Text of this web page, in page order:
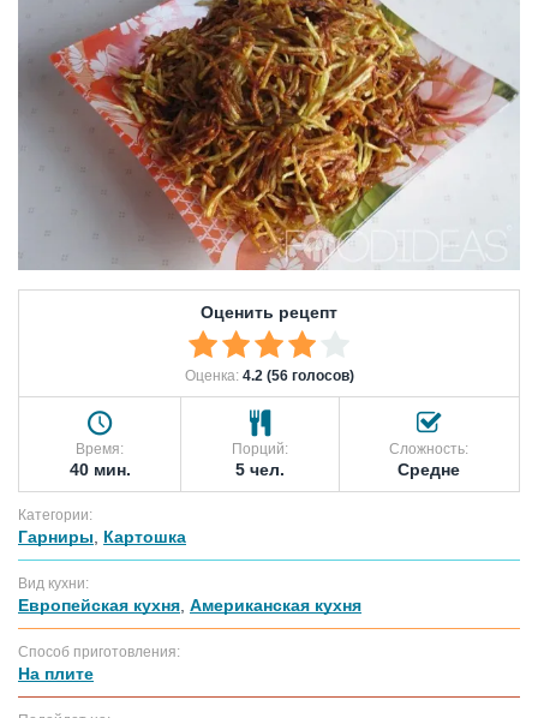
Оценить рецепт
Оценка: 4.2 (56 голосов)
Время:
40 мин.
Порций:
5 чел.
Сложность:
Средне
Категории:
Гарниры Картошка
Вид кухни:
Европейская кухня Американская кухня
Способ приготовления:
На плите